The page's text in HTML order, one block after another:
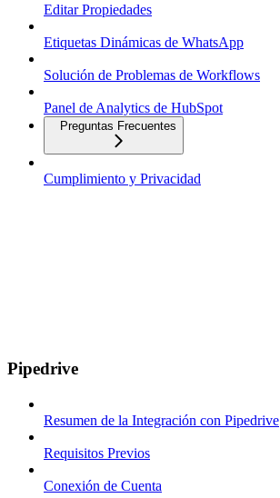
Editar Propiedades
Etiquetas Dinámicas de WhatsApp
Solución de Problemas de Workflows
Panel de Analytics de HubSpot
Preguntas Frecuentes
Cumplimiento y Privacidad
Pipedrive
Resumen de la Integración con Pipedrive
Requisitos Previos
Conexión de Cuenta